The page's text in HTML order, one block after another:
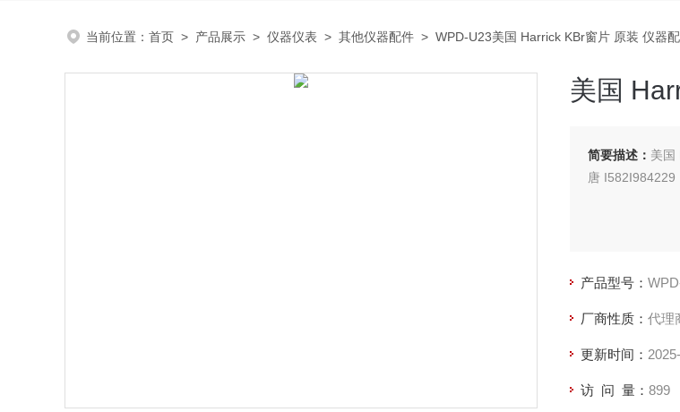
当前位置： 首页 > 产品展示 > 仪器仪表 > 其他仪器配件 > WPD-U23美国 Harrick KBr窗片 原装 仪器
美国
简要描述： 美国
唐 I582I984229
产品型号：
厂商性质： 代理
更新时间：
访 问 量： 899